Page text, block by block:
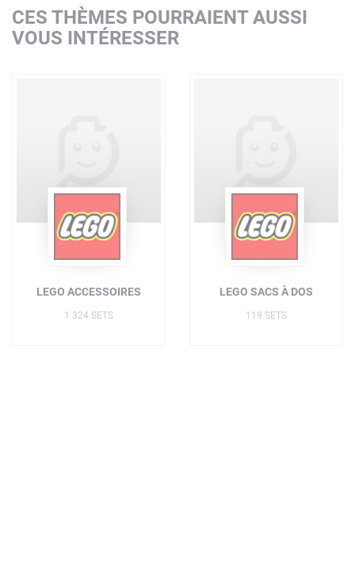
CES THÈMES POURRAIENT AUSSI
VOUS INTÉRESSER
LEGO ACCESSOIRES
1 324 SETS
LEGO SACS À DOS
119 SETS